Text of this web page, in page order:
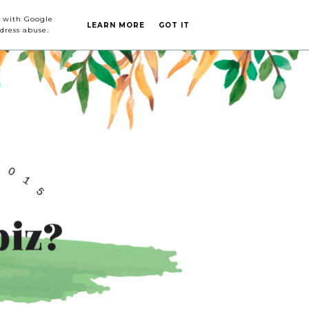
DE
with Google
abuse.
LEARN MORE GOT IT